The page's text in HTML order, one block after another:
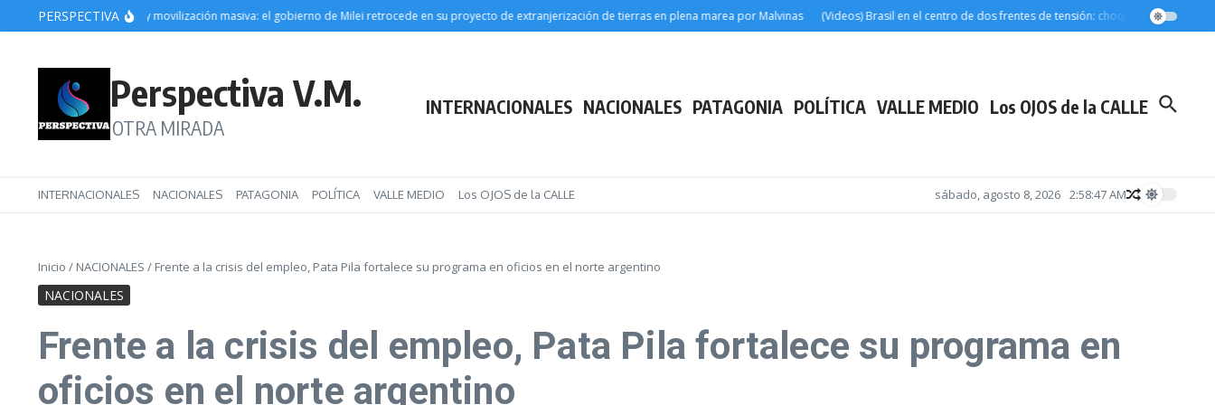
Saltar al contenido
PERSPECTIVA
parlamentaria y movilización masiva: el gobierno de Milei retrocede en su proyecto de extranjerización de tierras en plena marea por Malvinas (Videos) Brasil en el centro de dos frentes de tensión: choque con Washington
Perspectiva V.M.
OTRA MIRADA
INTERNACIONALES NACIONALES PATAGONIA POLÍTICA VALLE MEDIO Los OJOS de la CALLE
INTERNACIONALES NACIONALES PATAGONIA POLÍTICA VALLE MEDIO Los OJOS de la CALLE sábado, agosto 8, 2026 2:58:48 AM
Inicio / NACIONALES / Frente a la crisis del empleo, Pata Pila fortalece su programa en oficios en el norte argentino
NACIONALES
Frente a la crisis del empleo, Pata Pila fortalece su programa en
oficios en el norte argentino